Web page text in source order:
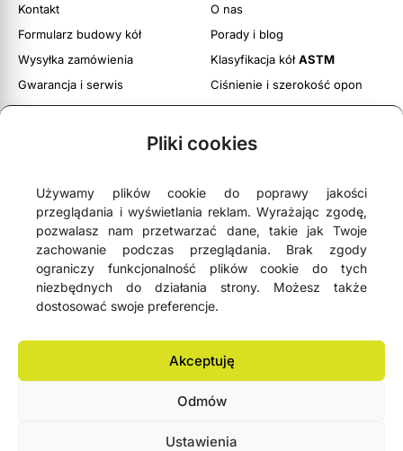
Pliki cookies
Używamy plików cookie do poprawy jakości
przeglądania i wyświetlania reklam. Wyrażając zgodę,
pozwalasz nam przetwarzać dane, takie jak Twoje
zachowanie podczas przeglądania. Brak zgody
ograniczy funkcjonalność plików cookie do tych
niezbędnych do działania strony. Możesz także
dostosować swoje preferencje.
Akceptuję
Odmów
Ustawienia
Kontakt
Formularz budowy kół
Wysyłka zamówienia
Gwarancja i serwis
Obsługa zwrotów
O nas
Porady i blog
Klasyfikacja kółASTM
Ciśnienie i szerokość opon
Regulamin witryny
 4,9- na podstawie75 opinii Google